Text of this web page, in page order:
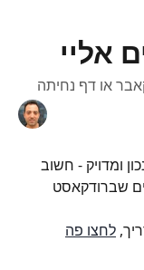
אליי
או דף נחיתה
ומדויק - חשוב
שברודקאסט
לחצו פה